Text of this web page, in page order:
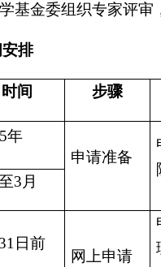
基金委组织专家评
排
时间 步骤
年
申请准备
3月
日前
网上申请